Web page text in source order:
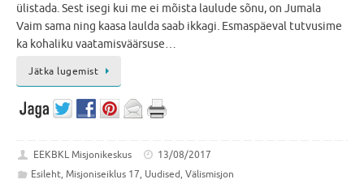
ülistada. Sest isegi kui me ei mõista laulude sõnu, on Jumala
Vaim sama ning kaasa laulda saab ikkagi. Esmaspäeval tutvusime
ka kohaliku vaatamisväärsuse…
Jätka lugemist
EEKBKL Misjonikeskus
13/08/2017
Esileht, Misjoniseiklus 17, Uudised, Välismisjon